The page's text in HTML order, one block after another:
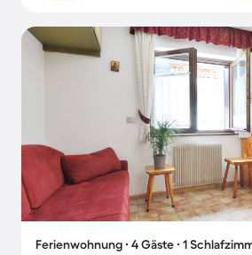
Ferienwohnung ∙ 4 Gäste ∙ 1